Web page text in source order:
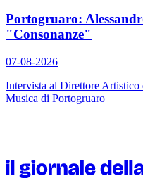
Portogruaro:
"Consonanze"
07-08-2026
Intervista al Direttore Artistico
Musica di Portogruaro